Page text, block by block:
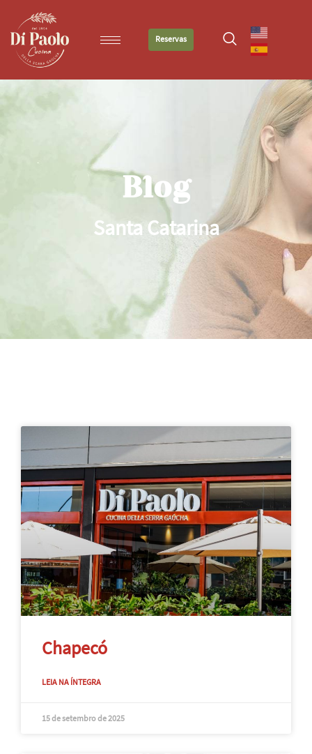
Reservas
Blog
Santa Catarina
Chapecó
LEIA NA ÍNTEGRA
15 de setembro de 2025